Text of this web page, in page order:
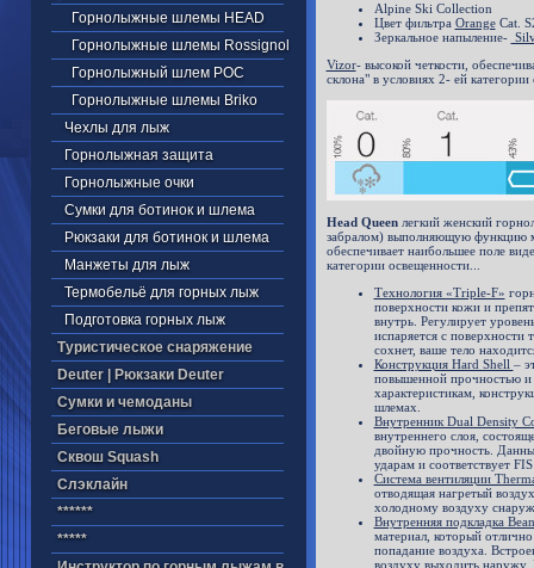
Горнолыжные шлемы HEAD
Горнолыжные шлемы Rossignol
Горнолыжный шлем POC
Горнолыжные шлемы Briko
Чехлы для лыж
Горнолыжная защита
Горнолыжные очки
Сумки для ботинок и шлема
Рюкзаки для ботинок и шлема
Манжеты для лыж
Термобельё для горных лыж
Подготовка горных лыж
Туристическое снаряжение
Deuter | Рюкзаки Deuter
Cумки и чемоданы
Беговые лыжи
Cквош Squash
Cлэклайн
******
*****
Alpine Ski Collection
Цвет фильтра OrangeCat.
Зеркальное напыление-
Vizor- высокой четкости,
склона" в условиях 2- ей
Head Queen легкий женский
забралом) выполняющую функцию
обеспечивает наибольшее поле
категории освещенности...
Технология «Triple-F»
поверхности кожи и
внутрь. Регулирует
испаряется с поверхности
сохнет, ваше тело
Конструкция Hard Shell –
повышенной прочностью и
характеристикам,
шлемах.
Внутренник Dual Density
внутреннего слоя,
двойную прочность.
ударам и соответствует
Система вентиляции
отводящая нагретый
холодному воздуху
Внутренняя подкладка
материал, который
попадание воздуха.
воздуху выходить наружу.